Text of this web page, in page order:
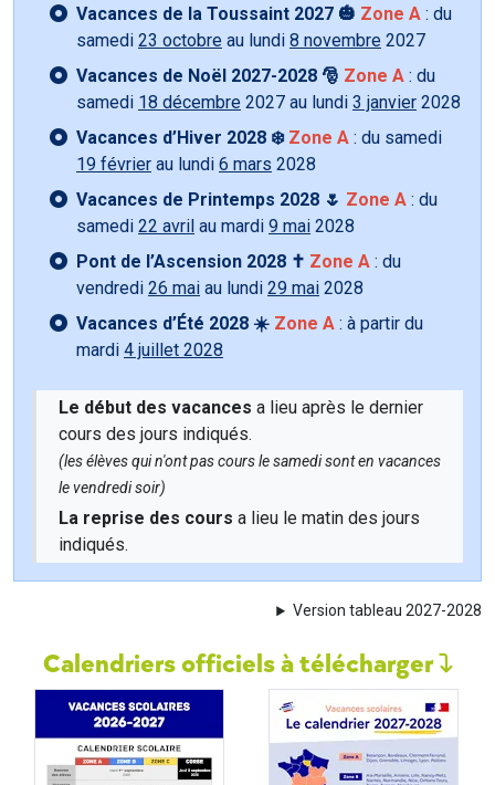
Vacances de la Toussaint 2027 🎃 Zone A : du
samedi 23 octobre au lundi 8 novembre 2027
Vacances de Noël 2027-2028 🎅 Zone A : du
samedi 18 décembre 2027 au lundi 3 janvier 2028
Vacances d’Hiver 2028 ❄️ Zone A : du samedi
19 février au lundi 6 mars 2028
Vacances de Printemps 2028 🌷 Zone A : du
samedi 22 avril au mardi 9 mai 2028
Pont de l’Ascension 2028 ✝️ Zone A : du
vendredi 26 mai au lundi 29 mai 2028
Vacances d’Été 2028 ☀️ Zone A : à partir du
mardi 4 juillet 2028
Le début des vacances a lieu après le dernier
cours des jours indiqués.
(les élèves qui n'ont pas cours le samedi sont en vacances
le vendredi soir)
La reprise des cours a lieu le matin des jours
indiqués.
Version tableau 2027-2028
Calendriers officiels à télécharger